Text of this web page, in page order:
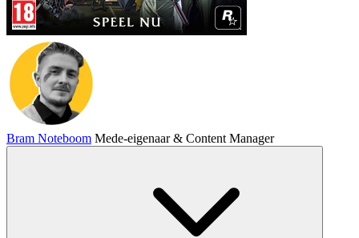
Bram Noteboom Mede-eigenaar & Content Manager